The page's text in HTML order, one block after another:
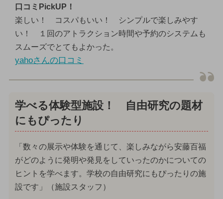
口コミPickUP！
楽しい！ コスパもいい！ シンプルで楽しみやす
い！ １回のアトラクション時間や予約のシステムも
スムーズでとてもよかった。
yahoさんの口コミ
学べる体験型施設！ 自由研究の題材
にもぴったり
「数々の展示や体験を通じて、楽しみながら安藤百福
がどのように発明や発見をしていったのかについての
ヒントを学べます。学校の自由研究にもぴったりの施
設です」（施設スタッフ）